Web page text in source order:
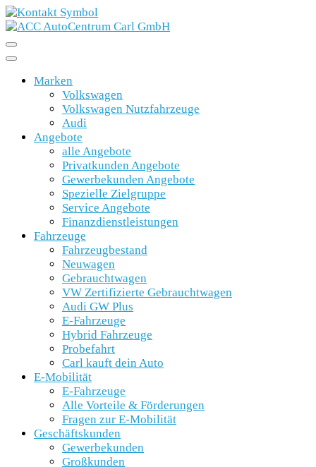
Marken
Volkswagen
Volkswagen Nutzfahrzeuge
Audi
Angebote
alle Angebote
Privatkunden Angebote
Gewerbekunden Angebote
Spezielle Zielgruppe
Service Angebote
Finanzdienstleistungen
Fahrzeuge
Fahrzeugbestand
Neuwagen
Gebrauchtwagen
VW Zertifizierte Gebrauchtwagen
Audi GW Plus
E-Fahrzeuge
Hybrid Fahrzeuge
Probefahrt
Carl kauft dein Auto
E-Mobilität
E-Fahrzeuge
Alle Vorteile & Förderungen
Fragen zur E-Mobilität
Geschäftskunden
Gewerbekunden
Großkunden